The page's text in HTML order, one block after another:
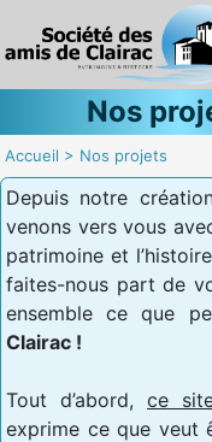
Nos
Accueil > Nos projets
Depuis notre
venons vers vous
patrimoine et
faites-nous part de
ensemble ce que
Clairac !
Tout d’abord, ce
exprime ce que veut